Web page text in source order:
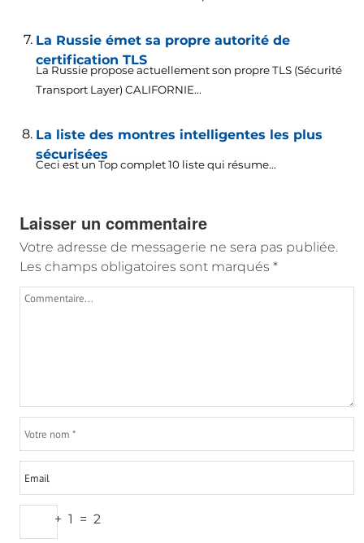
La Russie émet sa propre autorité de
certification TLS
La Russie propose actuellement son propre TLS (Sécurité
Transport Layer) CALIFORNIE...
La liste des montres intelligentes les plus
sécurisées
Ceci est un Top complet 10 liste qui résume...
Laisser un commentaire
Votre adresse de messagerie ne sera pas publiée.
Les champs obligatoires sont marqués *
+ 1 = 2